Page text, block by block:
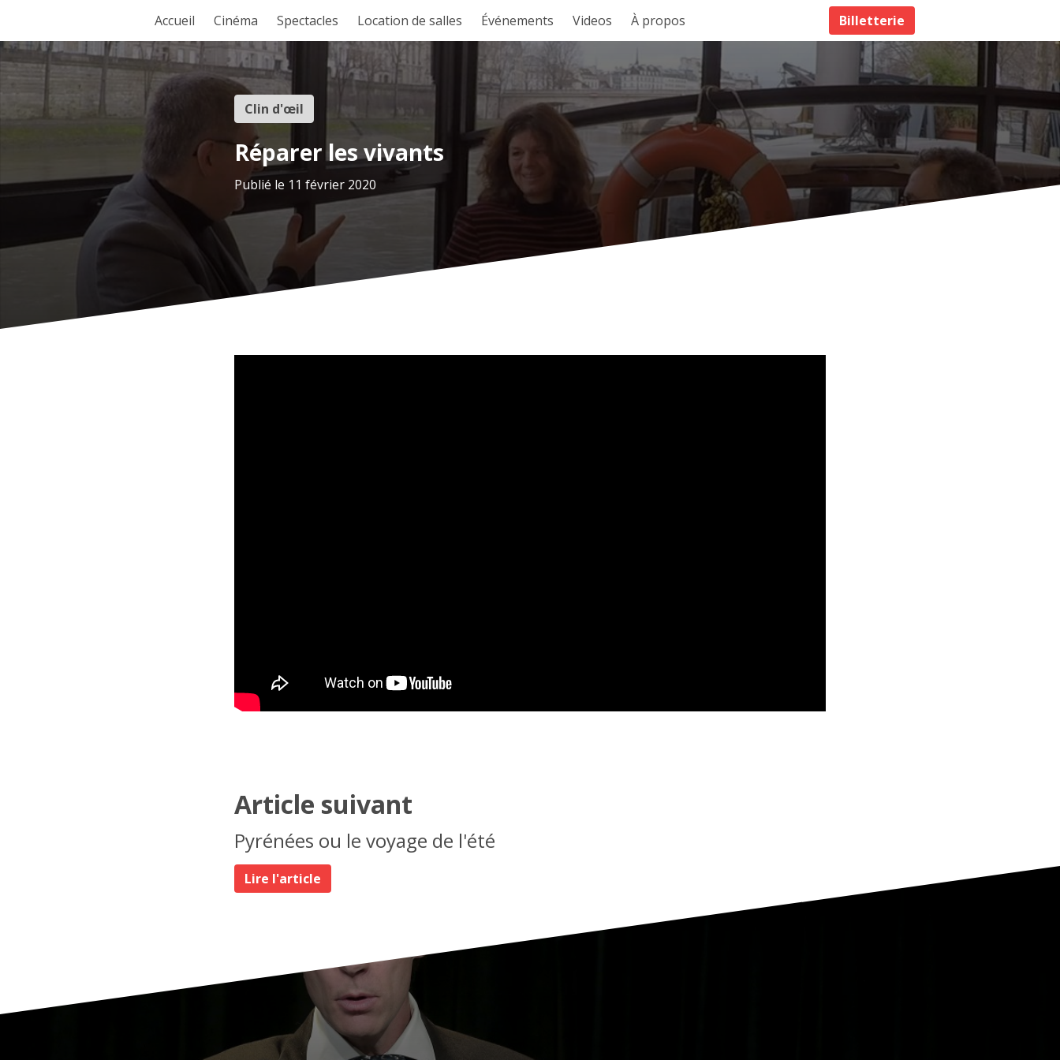
Accueil Cinéma Spectacles Location de salles Événements Videos À propos Billetterie
Clin d'œil
Réparer les vivants
Publié le 11 février 2020
Article suivant
Pyrénées ou le voyage de l'été
Lire l'article